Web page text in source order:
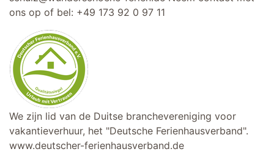
ons op of bel: +49 173 92 0 97 11
We zijn lid van de Duitse branchevereniging voor
vakantieverhuur, het "Deutsche Ferienhausverband".
www.deutscher-ferienhausverband.de